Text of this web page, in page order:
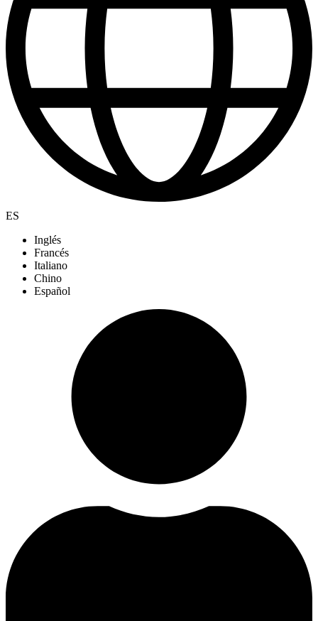
ES
Inglés
Francés
Italiano
Chino
Español